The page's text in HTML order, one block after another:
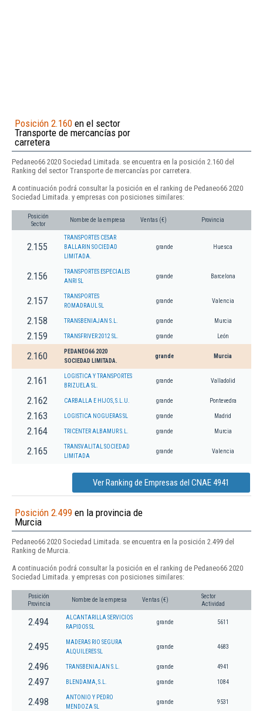
Posición 2.160 en el sector
Transporte de mercancías por
carretera
Pedaneo66 2020 Sociedad Limitada. se encuentra en la posición 2.160 del
Ranking del sector Transporte de mercancías por carretera.
A continuación podrá consultar la posición en el ranking de Pedaneo66 2020
Sociedad Limitada. y empresas con posiciones similares:
Posición
Sector
Nombre de la empresa Ventas (€) Provincia
2.155
TRANSPORTES CESAR
BALLARIN SOCIEDAD
LIMITADA.
grande Huesca
2.156
TRANSPORTES ESPECIALES
ANRI SL
grande Barcelona
2.157
TRANSPORTES
ROMADRAUL SL
grande Valencia
2.158 TRANSBENIAJAN S.L. grande Murcia
2.159 TRANSFRIVER 2012 SL. grande León
2.160
PEDANEO66 2020
SOCIEDAD LIMITADA.
grande Murcia
2.161
LOGISTICA Y TRANSPORTES
BRIZUELA SL.
grande Valladolid
2.162 CARBALLA E HIJOS, S.L.U. grande Pontevedra
2.163 LOGISTICA NOGUERAS SL grande Madrid
2.164 TRICENTER ALBAMUR S.L. grande Murcia
2.165
TRANSVALITAL SOCIEDAD
LIMITADA
grande Valencia
Ver Ranking de Empresas del CNAE 4941
Posición 2.499 en la provincia de
Murcia
Pedaneo66 2020 Sociedad Limitada. se encuentra en la posición 2.499 del
Ranking de Murcia.
A continuación podrá consultar la posición en el ranking de Pedaneo66 2020
Sociedad Limitada. y empresas con posiciones similares:
Posición
Provincia
Nombre de la empresa Ventas (€)
Sector
Actividad
2.494
ALCANTARILLA SERVICIOS
RAPIDOS SL
grande 5611
2.495
MADERAS RIO SEGURA
ALQUILERES SL
grande 4683
2.496 TRANSBENIAJAN S.L. grande 4941
2.497 BLENDAMA, S.L. grande 1084
2.498
ANTONIO Y PEDRO
MENDOZA SL
grande 9531